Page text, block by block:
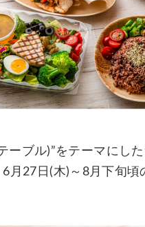
ーブル)”をテーマにし
6月27日(木)～8月下旬